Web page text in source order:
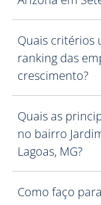
Quais critérios
ranking das
crescimento?
Quais as
no bairro
Lagoas, MG?
Como faço